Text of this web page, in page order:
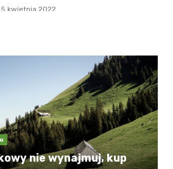
5 kwietnia 2022
nie wynajmuj, kup